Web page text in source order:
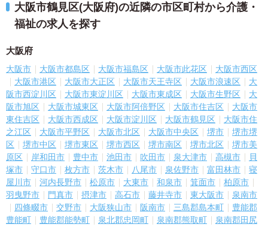
大阪市鶴見区(大阪府)の近隣の市区町村から介護・
福祉の求人を探す
大阪府
大阪市 大阪市都島区 大阪市福島区 大阪市此花区
大阪市西区
大阪市港区
大阪市大正区 大阪市天王寺区 大阪市浪速区
大
阪市西淀川区
大阪市東淀川区 大阪市東成区 大阪市生野区
大
阪市旭区
大阪市城東区 大阪市阿倍野区 大阪市住吉区
大阪市
東住吉区
大阪市西成区 大阪市淀川区 大阪市鶴見区
大阪市住
之江区
大阪市平野区 大阪市北区 大阪市中央区 堺市
堺市堺
区
堺市中区 堺市東区 堺市西区 堺市南区 堺市北区
堺市美
原区
岸和田市 豊中市 池田市 吹田市 泉大津市 高槻市
貝
塚市
守口市 枚方市 茨木市 八尾市 泉佐野市 富田林市
寝
屋川市
河内長野市 松原市 大東市 和泉市 箕面市
柏原市
羽曳野市
門真市 摂津市 高石市 藤井寺市 東大阪市
泉南市
四條畷市
交野市 大阪狭山市 阪南市 三島郡島本町
豊能郡
豊能町
豊能郡能勢町 泉北郡忠岡町 泉南郡熊取町
泉南郡田尻